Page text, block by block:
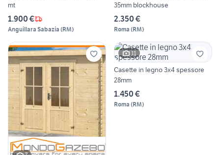
mt
1.900 €
Anguillara Sabazia (RM)
35mm blockhouse
2.350 €
Roma (RM)
11
Casette in legno 3x4 spessore
28mm
1.450 €
Roma (RM)